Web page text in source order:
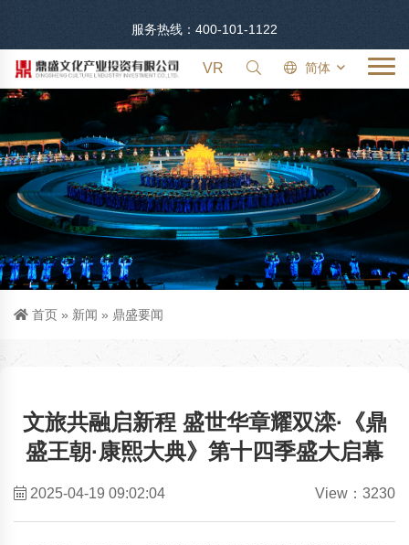
服务热线：400-101-1122
VR 简体
首页 » 新闻 » 鼎盛要闻
文旅共融启新程 盛世华章耀双滦·《鼎
盛王朝·康熙大典》第十四季盛大启幕
View：3230
2025-04-19 09:02:04